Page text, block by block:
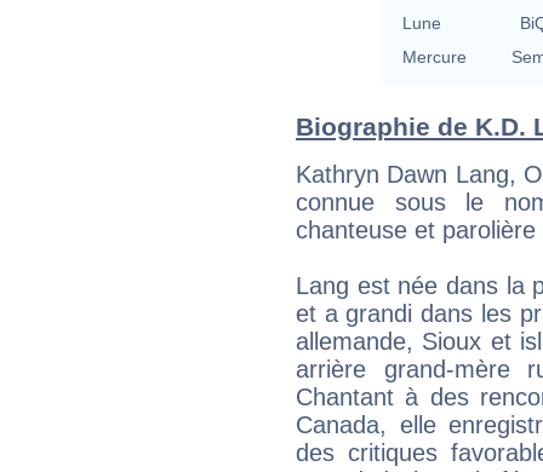
Lune
Mercure
Biographie de K.D.
Kathryn Dawn Lang,
connue sous le
chanteuse et parolière
Lang est née dans la
et a grandi dans les
allemande, Sioux et
arrière grand-mère
Chantant à des
Canada, elle
des critiques